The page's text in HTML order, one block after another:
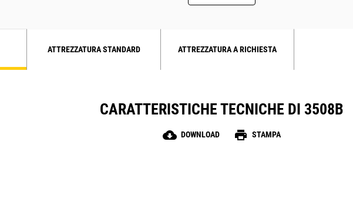
ATTREZZATURA STANDARD ATTREZZATURA A RICHIESTA
CARATTERISTICHE TECNICHE DI 3508B
cloud_download DOWNLOAD print STAMPA